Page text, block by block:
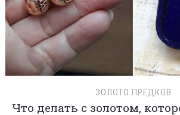
ЗОЛОТО ПРЕДКОВ
Что делать с золотом,